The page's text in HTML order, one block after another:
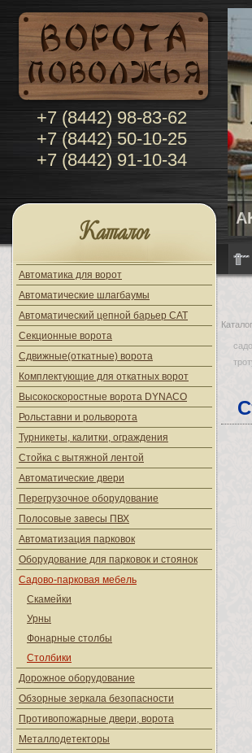
+7 (8442) 98-83-62
+7 (8442) 50-10-25
+7 (8442) 91-10-34
Каталог
Автоматика для ворот
Автоматические шлагбаумы
Автоматический цепной барьер CAT
Секционные ворота
Сдвижные(откатные) ворота
Комплектующие для откатных ворот
Высокоскоростные ворота DYNACO
Рольставни и рольворота
Турникеты, калитки, ограждения
Стойка с вытяжной лентой
Автоматические двери
Перегрузочное оборудование
Полосовые завесы ПВХ
Автоматизация парковок
Оборудование для парковок и стоянок
Садово-парковая мебель
Скамейки
Урны
Фонарные столбы
Столбики
Дорожное оборудование
Обзорные зеркала безопасности
Противопожарные двери, ворота
Металлодетекторы
Каталог